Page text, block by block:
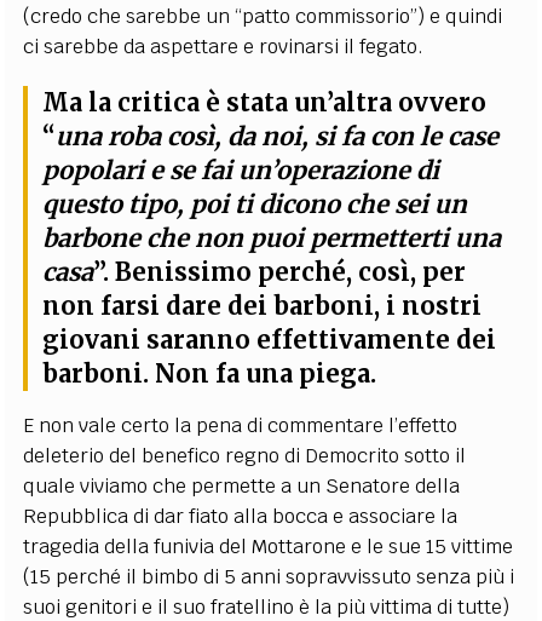
(credo che sarebbe un “patto commissorio”) e quindi
ci sarebbe da aspettare e rovinarsi il fegato.
Ma la critica è stata un’altra ovvero
“una roba così, da noi, si fa con le case
popolari e se fai un’operazione di
questo tipo, poi ti dicono che sei un
barbone che non puoi permetterti una
casa”. Benissimo perché, così, per
non farsi dare dei barboni, i nostri
giovani saranno effettivamente dei
barboni. Non fa una piega.
E non vale certo la pena di commentare l’effetto
deleterio del benefico regno di Democrito sotto il
quale viviamo che permette a un Senatore della
Repubblica di dar fiato alla bocca e associare la
tragedia della funivia del Mottarone e le sue 15 vittime
(15 perché il bimbo di 5 anni sopravvissuto senza più i
suoi genitori e il suo fratellino è la più vittima di tutte)